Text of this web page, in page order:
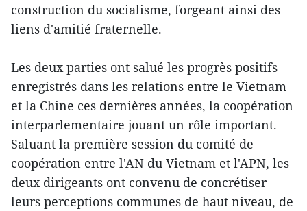
construction du socialisme, forgeant ainsi des
liens d'amitié fraternelle.
Les deux parties ont salué les progrès positifs
enregistrés dans les relations entre le Vietnam
et la Chine ces dernières années, la coopération
interparlementaire jouant un rôle important.
Saluant la première session du comité de
coopération entre l'AN du Vietnam et l'APN, les
deux dirigeants ont convenu de concrétiser
leurs perceptions communes de haut niveau, de